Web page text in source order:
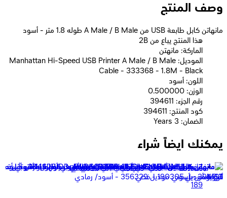
وصف المنتج
مانهاتن كابل طابعة USB من A Male / B Male طوله 1.8 متر - أسود
2B هذا المنتج يباع من
الماركة: مانهتن
الموديل: Manhattan Hi-Speed USB Printer A Male / B Male
Cable - 333368 - 1.8M - Black
اللون: أسود
الوزن: 0.500000
رقم الجزء: 394611
كود المنتج: 394611
الضمان: 3 Years
يمكنك ايضاً شراء
مانهتن كابل لينك Cat 6 - طوله 1متر - رمادي
189